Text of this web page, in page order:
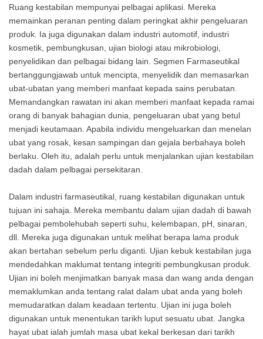
Ruang kestabilan mempunyai pelbagai aplikasi. Mereka
memainkan peranan penting dalam peringkat akhir pengeluaran
produk. Ia juga digunakan dalam industri automotif, industri
kosmetik, pembungkusan, ujian biologi atau mikrobiologi,
penyelidikan dan pelbagai bidang lain. Segmen Farmaseutikal
bertanggungjawab untuk mencipta, menyelidik dan memasarkan
ubat-ubatan yang memberi manfaat kepada sains perubatan.
Memandangkan rawatan ini akan memberi manfaat kepada ramai
orang di banyak bahagian dunia, pengeluaran ubat yang betul
menjadi keutamaan. Apabila individu mengeluarkan dan menelan
ubat yang rosak, kesan sampingan dan gejala berbahaya boleh
berlaku. Oleh itu, adalah perlu untuk menjalankan ujian kestabilan
dadah dalam pelbagai persekitaran.
Dalam industri farmaseutikal, ruang kestabilan digunakan untuk
tujuan ini sahaja. Mereka membantu dalam ujian dadah di bawah
pelbagai pembolehubah seperti suhu, kelembapan, pH, sinaran,
dll. Mereka juga digunakan untuk melihat berapa lama produk
akan bertahan sebelum perlu diganti. Ujian kebuk kestabilan juga
mendedahkan maklumat tentang integriti pembungkusan produk.
Ujian ini boleh menjimatkan banyak masa dan wang anda dengan
memaklumkan anda tentang ralat dalam ubat anda yang boleh
memudaratkan dalam keadaan tertentu. Ujian ini juga boleh
digunakan untuk menentukan tarikh luput sesuatu ubat. Jangka
hayat ubat ialah jumlah masa ubat kekal berkesan dari tarikh